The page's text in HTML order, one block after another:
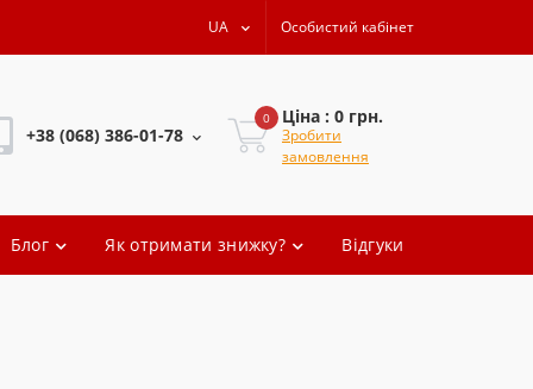
UA Особистий кабінет
+38 (068) 386-01-78
0 Ціна : 0 грн.
Зробити
замовлення
Блог Як отримати знижку? Відгуки